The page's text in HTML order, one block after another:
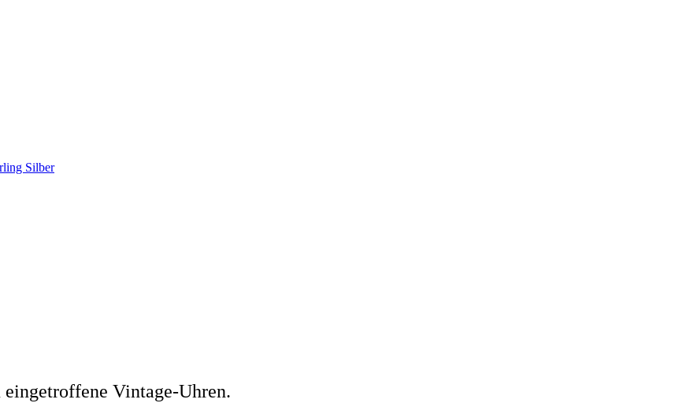
Silber
Vintage-Uhren.